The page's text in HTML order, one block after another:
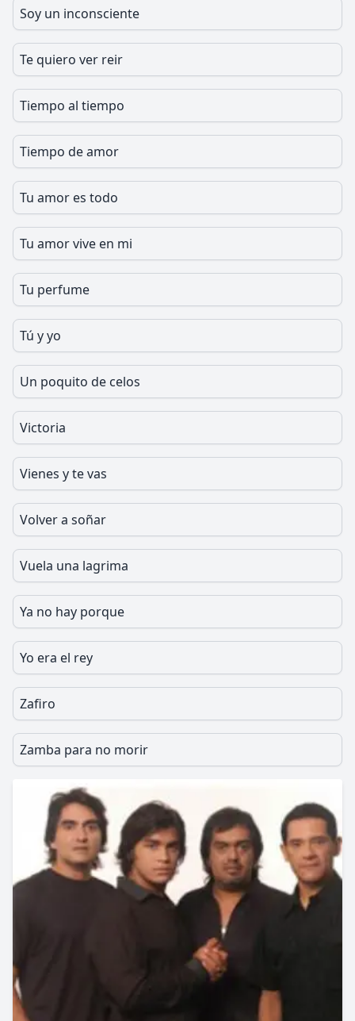
Soy un inconsciente
Te quiero ver reir
Tiempo al tiempo
Tiempo de amor
Tu amor es todo
Tu amor vive en mi
Tu perfume
Tú y yo
Un poquito de celos
Victoria
Vienes y te vas
Volver a soñar
Vuela una lagrima
Ya no hay porque
Yo era el rey
Zafiro
Zamba para no morir